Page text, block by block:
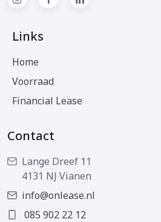
Links
Home
Voorraad
Financial Lease
Contact
Lange Dreef 11
4131 NJ Vianen
info@onlease.nl
085 902 22 12